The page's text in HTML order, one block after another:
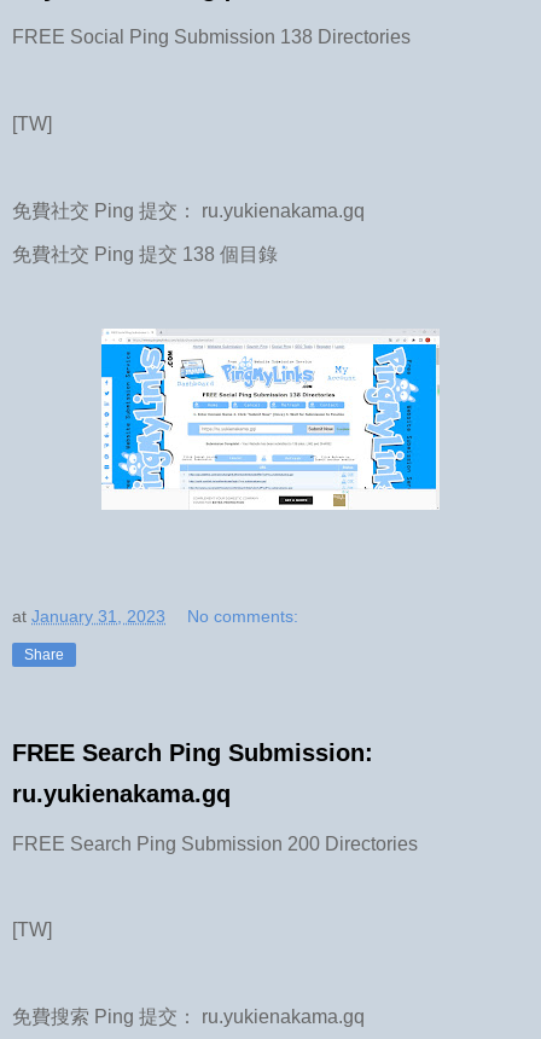
FREE Social Ping Submission 138 Directories
[TW]
免費社交 Ping 提交： ru.yukienakama.gq
免費社交 Ping 提交 138 個目錄
at January 31, 2023 No comments:
Share
FREE Search Ping Submission:
ru.yukienakama.gq
FREE Search Ping Submission 200 Directories
[TW]
免費搜索 Ping 提交： ru.yukienakama.gq